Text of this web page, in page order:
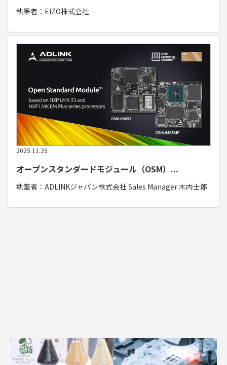
取材予定
開発サポートのお願い
執筆者：EIZO株式会社
2025.11.25
オープンスタンダードモジュール（OSM）...
執筆者：ADLINKジャパン株式会社 Sales Manager 木内士郎